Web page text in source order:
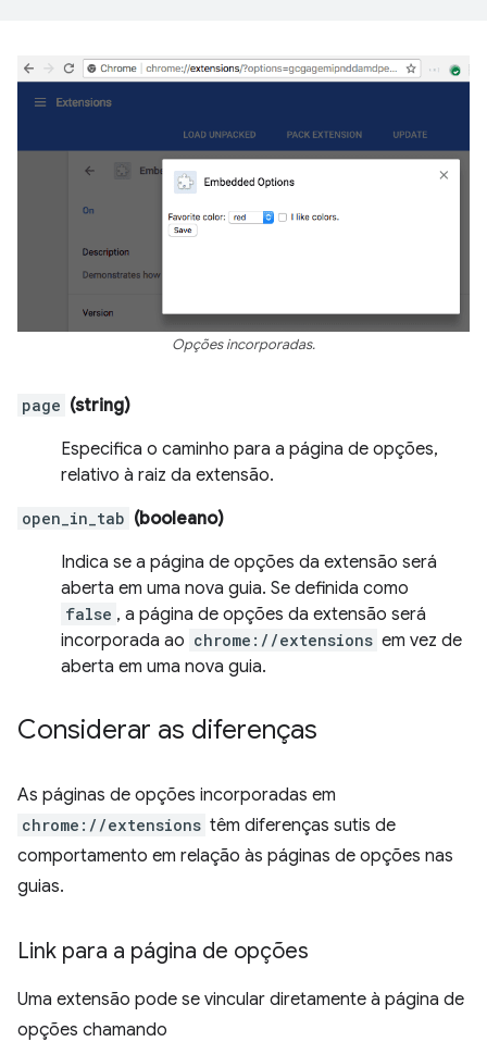
Opções incorporadas.
page (string)
Especifica o caminho para a página de opções,
relativo à raiz da extensão.
open_in_tab (booleano)
Indica se a página de opções da extensão será
aberta em uma nova guia. Se definida como
false , a página de opções da extensão será
incorporada ao chrome://extensions em vez de
aberta em uma nova guia.
Considerar as diferenças
As páginas de opções incorporadas em
chrome://extensions têm diferenças sutis de
comportamento em relação às páginas de opções nas
guias.
Link para a página de opções
Uma extensão pode se vincular diretamente à página de
opções chamando